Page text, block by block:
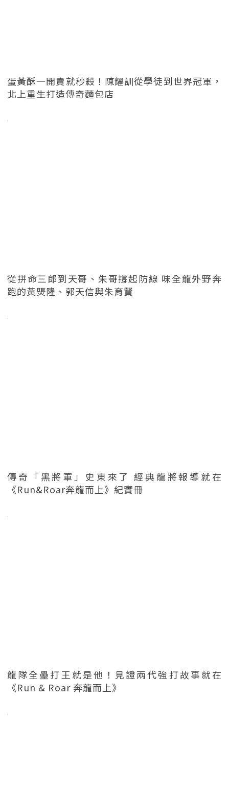
蛋黃酥一開賣就秒殺！陳耀訓從學徒到世界冠軍，
北上重生打造傳奇麵包店
從拼命三郎到天哥、朱哥撐起防線 味全龍外野奔
跑的黃煚隆、郭天信與朱育賢
傳奇「黑將軍」史東來了 經典龍將報導就在
《Run&Roar奔龍而上》紀實冊
龍隊全壘打王就是他！見證兩代強打故事就在
《Run & Roar 奔龍而上》